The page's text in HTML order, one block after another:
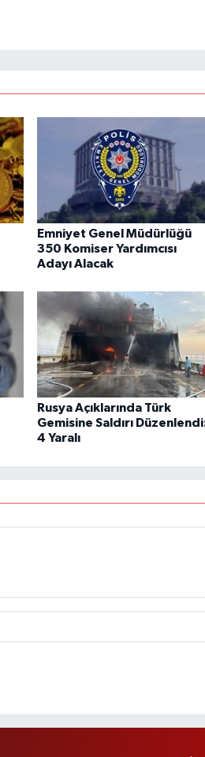
Emniyet Genel Müdürlüğü
350 Komiser Yardımcısı
Adayı Alacak
Rusya Açıklarında Türk
Gemisine Saldırı
4 Yaralı